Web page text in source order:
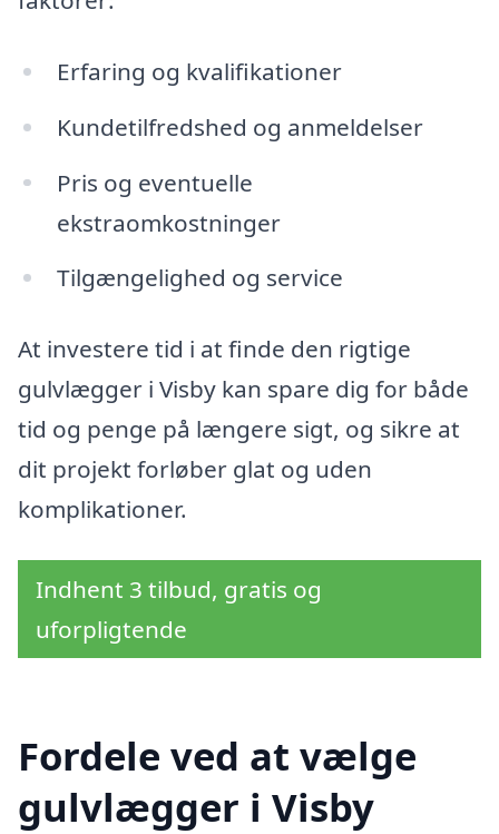
Erfaring og kvalifikationer
Kundetilfredshed og anmeldelser
Pris og eventuelle
ekstraomkostninger
Tilgængelighed og service
At investere tid i at finde den rigtige
gulvlægger i Visby kan spare dig for både
tid og penge på længere sigt, og sikre at
dit projekt forløber glat og uden
komplikationer.
Indhent 3 tilbud, gratis og
uforpligtende
Fordele ved at vælge
gulvlægger i Visby